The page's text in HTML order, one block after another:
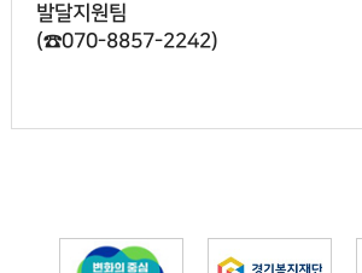
발달지원팀
(☎070-8857-2242)